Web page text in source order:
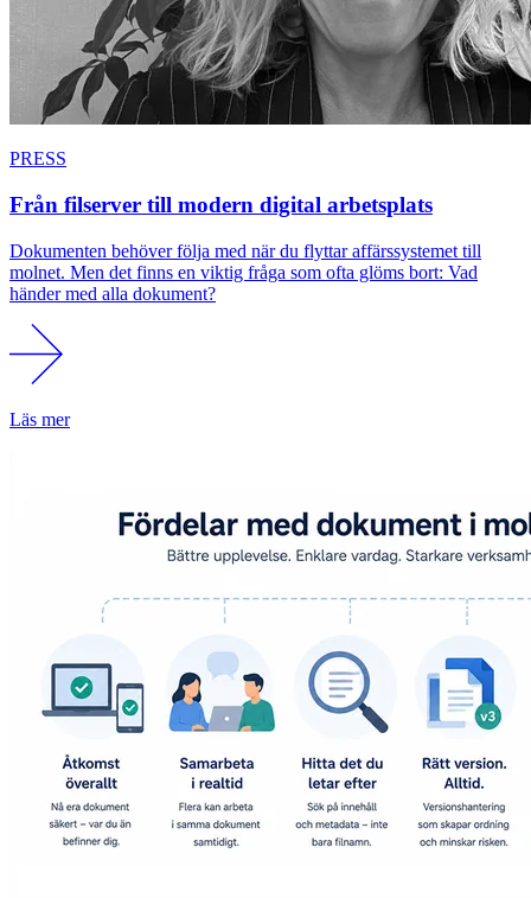
PRESS
Från filserver till modern digital arbetsplats
Dokumenten behöver följa med när du flyttar affärssystemet till
molnet. Men det finns en viktig fråga som ofta glöms bort: Vad
händer med alla dokument?
Läs mer